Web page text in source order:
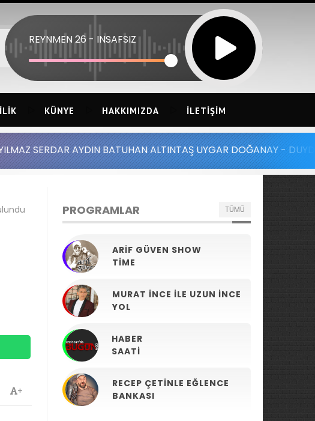
REYNMEN 26 - INSAFSIZ
KÜNYE HAKKIMIZDA İLETIŞIM
BATUHAN ALTINTAŞ UYGAR DOĞANAY - DUYDUM Kİ BİR KIZIN
+
PROGRAMLAR TÜMÜ
ARIF GÜVEN SHOW
TIME
MURAT İNCE ILE UZUN İNCE
YOL
HABER
SAATI
RECEP ÇETINLE EĞLENCE
BANKASI